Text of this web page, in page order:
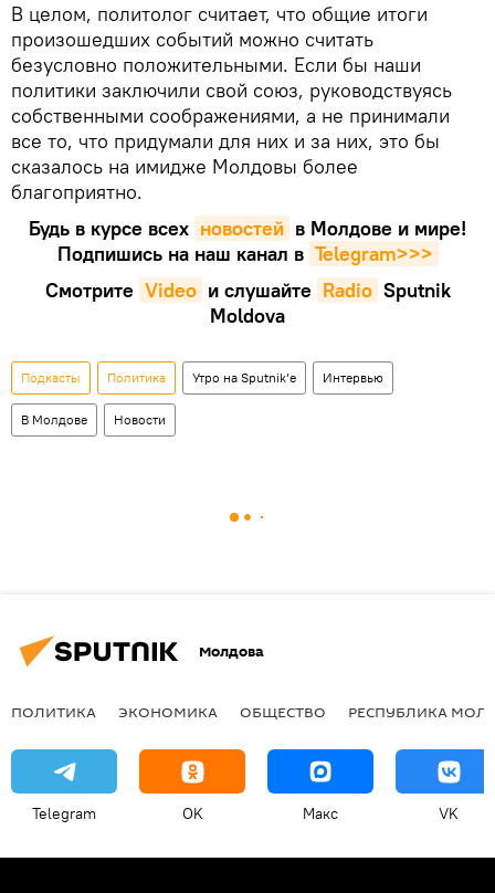
В целом, политолог считает, что общие итоги
произошедших событий можно считать
безусловно положительными. Если бы наши
политики заключили свой союз, руководствуясь
собственными соображениями, а не принимали
все то, что придумали для них и за них, это бы
сказалось на имидже Молдовы более
благоприятно.
Будь в курсе всех новостей в Молдове и мире!
Подпишись на наш канал в Telegram>>>
Смотрите Video и слушайте Radio Sputnik
Moldova
Подкасты Политика Утро на Sputnik’e Интервью
В Молдове Новости
Молдова
ПОЛИТИКА ЭКОНОМИКА ОБЩЕСТВО РЕСПУБЛИКА
Telegram OK Макс VK